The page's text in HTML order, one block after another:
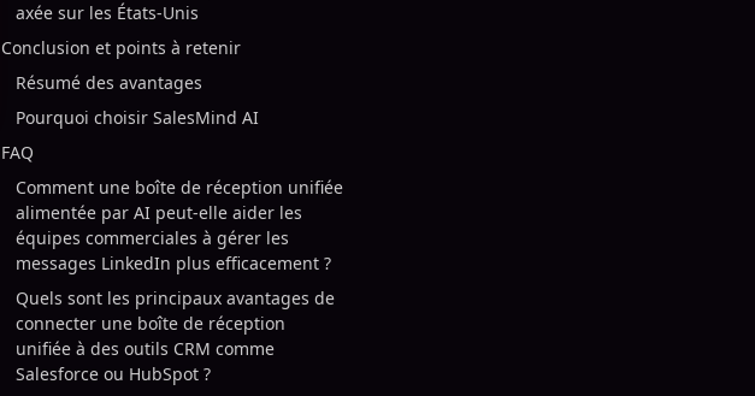
axée sur les États-Unis
Conclusion et points à retenir
Résumé des avantages
Pourquoi choisir SalesMind AI
FAQ
Comment une boîte de réception unifiée
alimentée par AI peut-elle aider les
équipes commerciales à gérer les
messages LinkedIn plus efficacement ?
Quels sont les principaux avantages de
connecter une boîte de réception
unifiée à des outils CRM comme
Salesforce ou HubSpot ?